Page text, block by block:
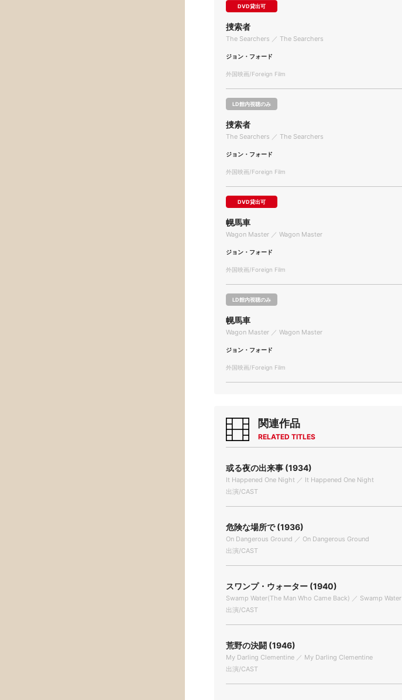
DVD貸出可
捜索者
The Searchers ／ The Searchers
ジョン・フォード
外国映画/Foreign Film
LD館内視聴のみ
捜索者
The Searchers ／ The Searchers
ジョン・フォード
外国映画/Foreign Film
DVD貸出可
幌馬車
Wagon Master ／ Wagon Master
ジョン・フォード
外国映画/Foreign Film
LD館内視聴のみ
幌馬車
Wagon Master ／ Wagon Master
ジョン・フォード
外国映画/Foreign Film
関連作品
RELATED TITLES
或る夜の出来事 (1934)
It Happened One Night ／ It Happened One Night
出演/CAST
危険な場所で (1936)
On Dangerous Ground ／ On Dangerous Ground
出演/CAST
スワンプ・ウォーター (1940)
Swamp Water(The Man Who Came Back) ／ Swamp Water
出演/CAST
荒野の決闘 (1946)
My Darling Clementine ／ My Darling Clementine
出演/CAST